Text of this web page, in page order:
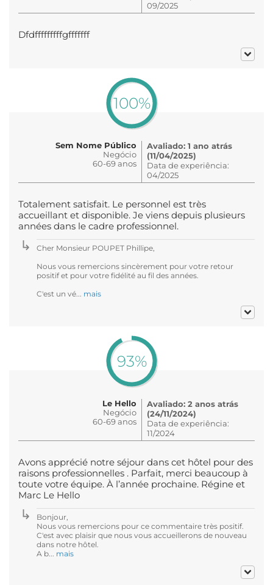
09/2025
Dfdfffffffffgfffffff
100%
Sem Nome Público
Negócio
60-69 anos
Avaliado: 1 ano atrás
(11/04/2025)
Data de experiência:
04/2025
Totalement satisfait. Le personnel est très
accueillant et disponible. Je viens depuis plusieurs
années dans le cadre professionnel.
Cher Monsieur POUPET Phillipe,
Nous vous remercions sincèrement pour votre retour
positif et pour votre fidélité au fil des années.
C'est un vé... mais
93%
Le Hello
Negócio
60-69 anos
Avaliado: 2 anos atrás
(24/11/2024)
Data de experiência:
11/2024
Avons apprécié notre séjour dans cet hôtel pour des
raisons professionnelles . Parfait, merci beaucoup à
toute votre équipe. À l’année prochaine. Régine et
Marc Le Hello
Bonjour,
Nous vous remercions pour ce commentaire très positif.
C'est avec plaisir que nous vous accueillerons de nouveau
dans notre hôtel.
A b... mais